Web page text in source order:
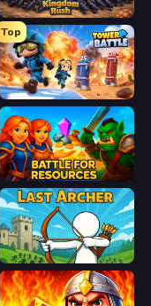
Ant Kingdom Rush
Top
Tower Battle
Battle for Resources
Last Archer